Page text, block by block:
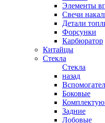
Элементы
Свечи
Детали
Форсунки
Карбюратор
Китайцы
Стекла
Стекла
назад
Боковые
Задние
Лобовые